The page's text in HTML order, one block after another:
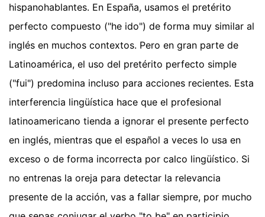
hispanohablantes. En España, usamos el pretérito
perfecto compuesto ("he ido") de forma muy similar al
inglés en muchos contextos. Pero en gran parte de
Latinoamérica, el uso del pretérito perfecto simple
("fui") predomina incluso para acciones recientes. Esta
interferencia lingüística hace que el profesional
latinoamericano tienda a ignorar el presente perfecto
en inglés, mientras que el español a veces lo usa en
exceso o de forma incorrecta por calco lingüístico. Si
no entrenas la oreja para detectar la relevancia
presente de la acción, vas a fallar siempre, por mucho